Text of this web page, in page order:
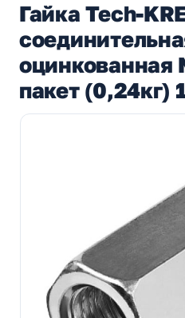
Гайка Tech-
оцинкованная
пакет (0,24кг)